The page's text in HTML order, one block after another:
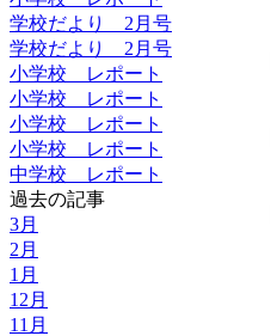
学校だより 2月号
学校だより 2月号
小学校 レポート
小学校 レポート
小学校 レポート
小学校 レポート
中学校 レポート
過去の記事
3月
2月
1月
12月
11月